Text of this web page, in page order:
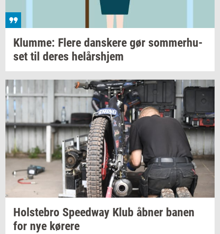
Klum­me: Flere dan­ske­re gør som­mer­hu­
set til deres helårs­hjem
Holste­bro Spe­edway Klub åbner banen
for nye kø­re­re